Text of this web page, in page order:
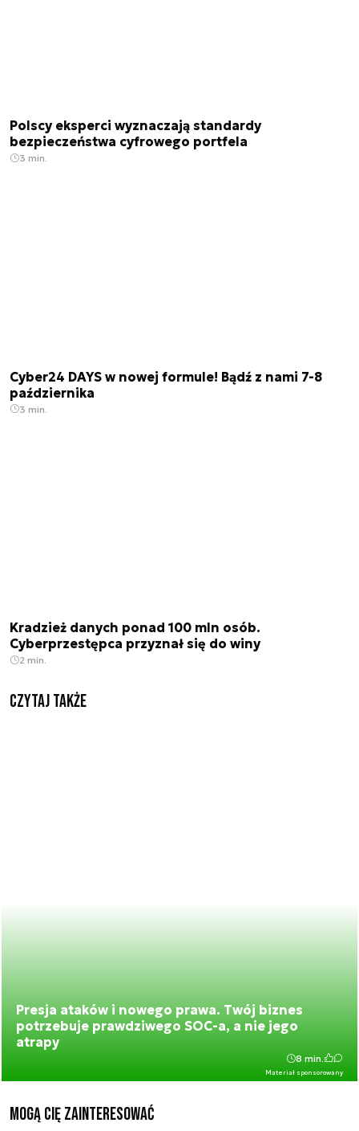
Polscy eksperci wyznaczają standardy
bezpieczeństwa cyfrowego portfela
3 min.
Cyber24 DAYS w nowej formule! Bądź z nami 7-8
października
3 min.
Kradzież danych ponad 100 mln osób.
Cyberprzestępca przyznał się do winy
2 min.
Czytaj także
Presja ataków i nowego prawa. Twój biznes
potrzebuje prawdziwego SOC-a, a nie jego
atrapy
Materiał sponsorowany
8 min.
Mogą Cię zainteresować